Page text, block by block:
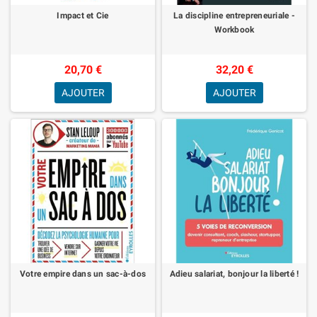
Impact et Cie
20,70 €
AJOUTER
La discipline entrepreneuriale -
Workbook
32,20 €
AJOUTER
Votre empire dans un sac-à-dos Adieu salariat, bonjour la liberté !